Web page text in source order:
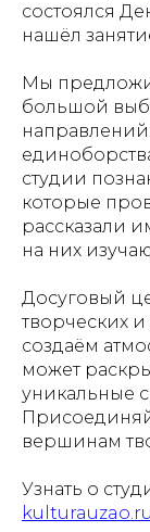
состоялся
нашёл
Мы
большой
студии
которые
рассказали
на них
Досуговый
творческих
создаём
может
уникальные
вершинам
Узнать о
kulturauzao.ru